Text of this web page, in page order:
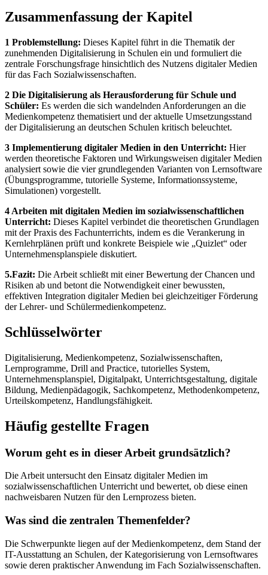
Zusammenfassung der Kapitel
1 Problemstellung: Dieses Kapitel führt in die Thematik der
zunehmenden Digitalisierung in Schulen ein und formuliert die
zentrale Forschungsfrage hinsichtlich des Nutzens digitaler Medien
für das Fach Sozialwissenschaften.
2 Die Digitalisierung als Herausforderung für Schule und
Schüler: Es werden die sich wandelnden Anforderungen an die
Medienkompetenz thematisiert und der aktuelle Umsetzungsstand
der Digitalisierung an deutschen Schulen kritisch beleuchtet.
3 Implementierung digitaler Medien in den Unterricht: Hier
werden theoretische Faktoren und Wirkungsweisen digitaler Medien
analysiert sowie die vier grundlegenden Varianten von Lernsoftware
(Übungsprogramme, tutorielle Systeme, Informationssysteme,
Simulationen) vorgestellt.
4 Arbeiten mit digitalen Medien im sozialwissenschaftlichen
Unterricht: Dieses Kapitel verbindet die theoretischen Grundlagen
mit der Praxis des Fachunterrichts, indem es die Verankerung in
Kernlehrplänen prüft und konkrete Beispiele wie „Quizlet“ oder
Unternehmensplanspiele diskutiert.
5.Fazit: Die Arbeit schließt mit einer Bewertung der Chancen und
Risiken ab und betont die Notwendigkeit einer bewussten,
effektiven Integration digitaler Medien bei gleichzeitiger Förderung
der Lehrer- und Schülermedienkompetenz.
Schlüsselwörter
Digitalisierung, Medienkompetenz, Sozialwissenschaften,
Lernprogramme, Drill and Practice, tutorielles System,
Unternehmensplanspiel, Digitalpakt, Unterrichtsgestaltung, digitale
Bildung, Medienpädagogik, Sachkompetenz, Methodenkompetenz,
Urteilskompetenz, Handlungsfähigkeit.
Häufig gestellte Fragen
Worum geht es in dieser Arbeit grundsätzlich?
Die Arbeit untersucht den Einsatz digitaler Medien im
sozialwissenschaftlichen Unterricht und bewertet, ob diese einen
nachweisbaren Nutzen für den Lernprozess bieten.
Was sind die zentralen Themenfelder?
Die Schwerpunkte liegen auf der Medienkompetenz, dem Stand der
IT-Ausstattung an Schulen, der Kategorisierung von Lernsoftwares
sowie deren praktischer Anwendung im Fach Sozialwissenschaften.